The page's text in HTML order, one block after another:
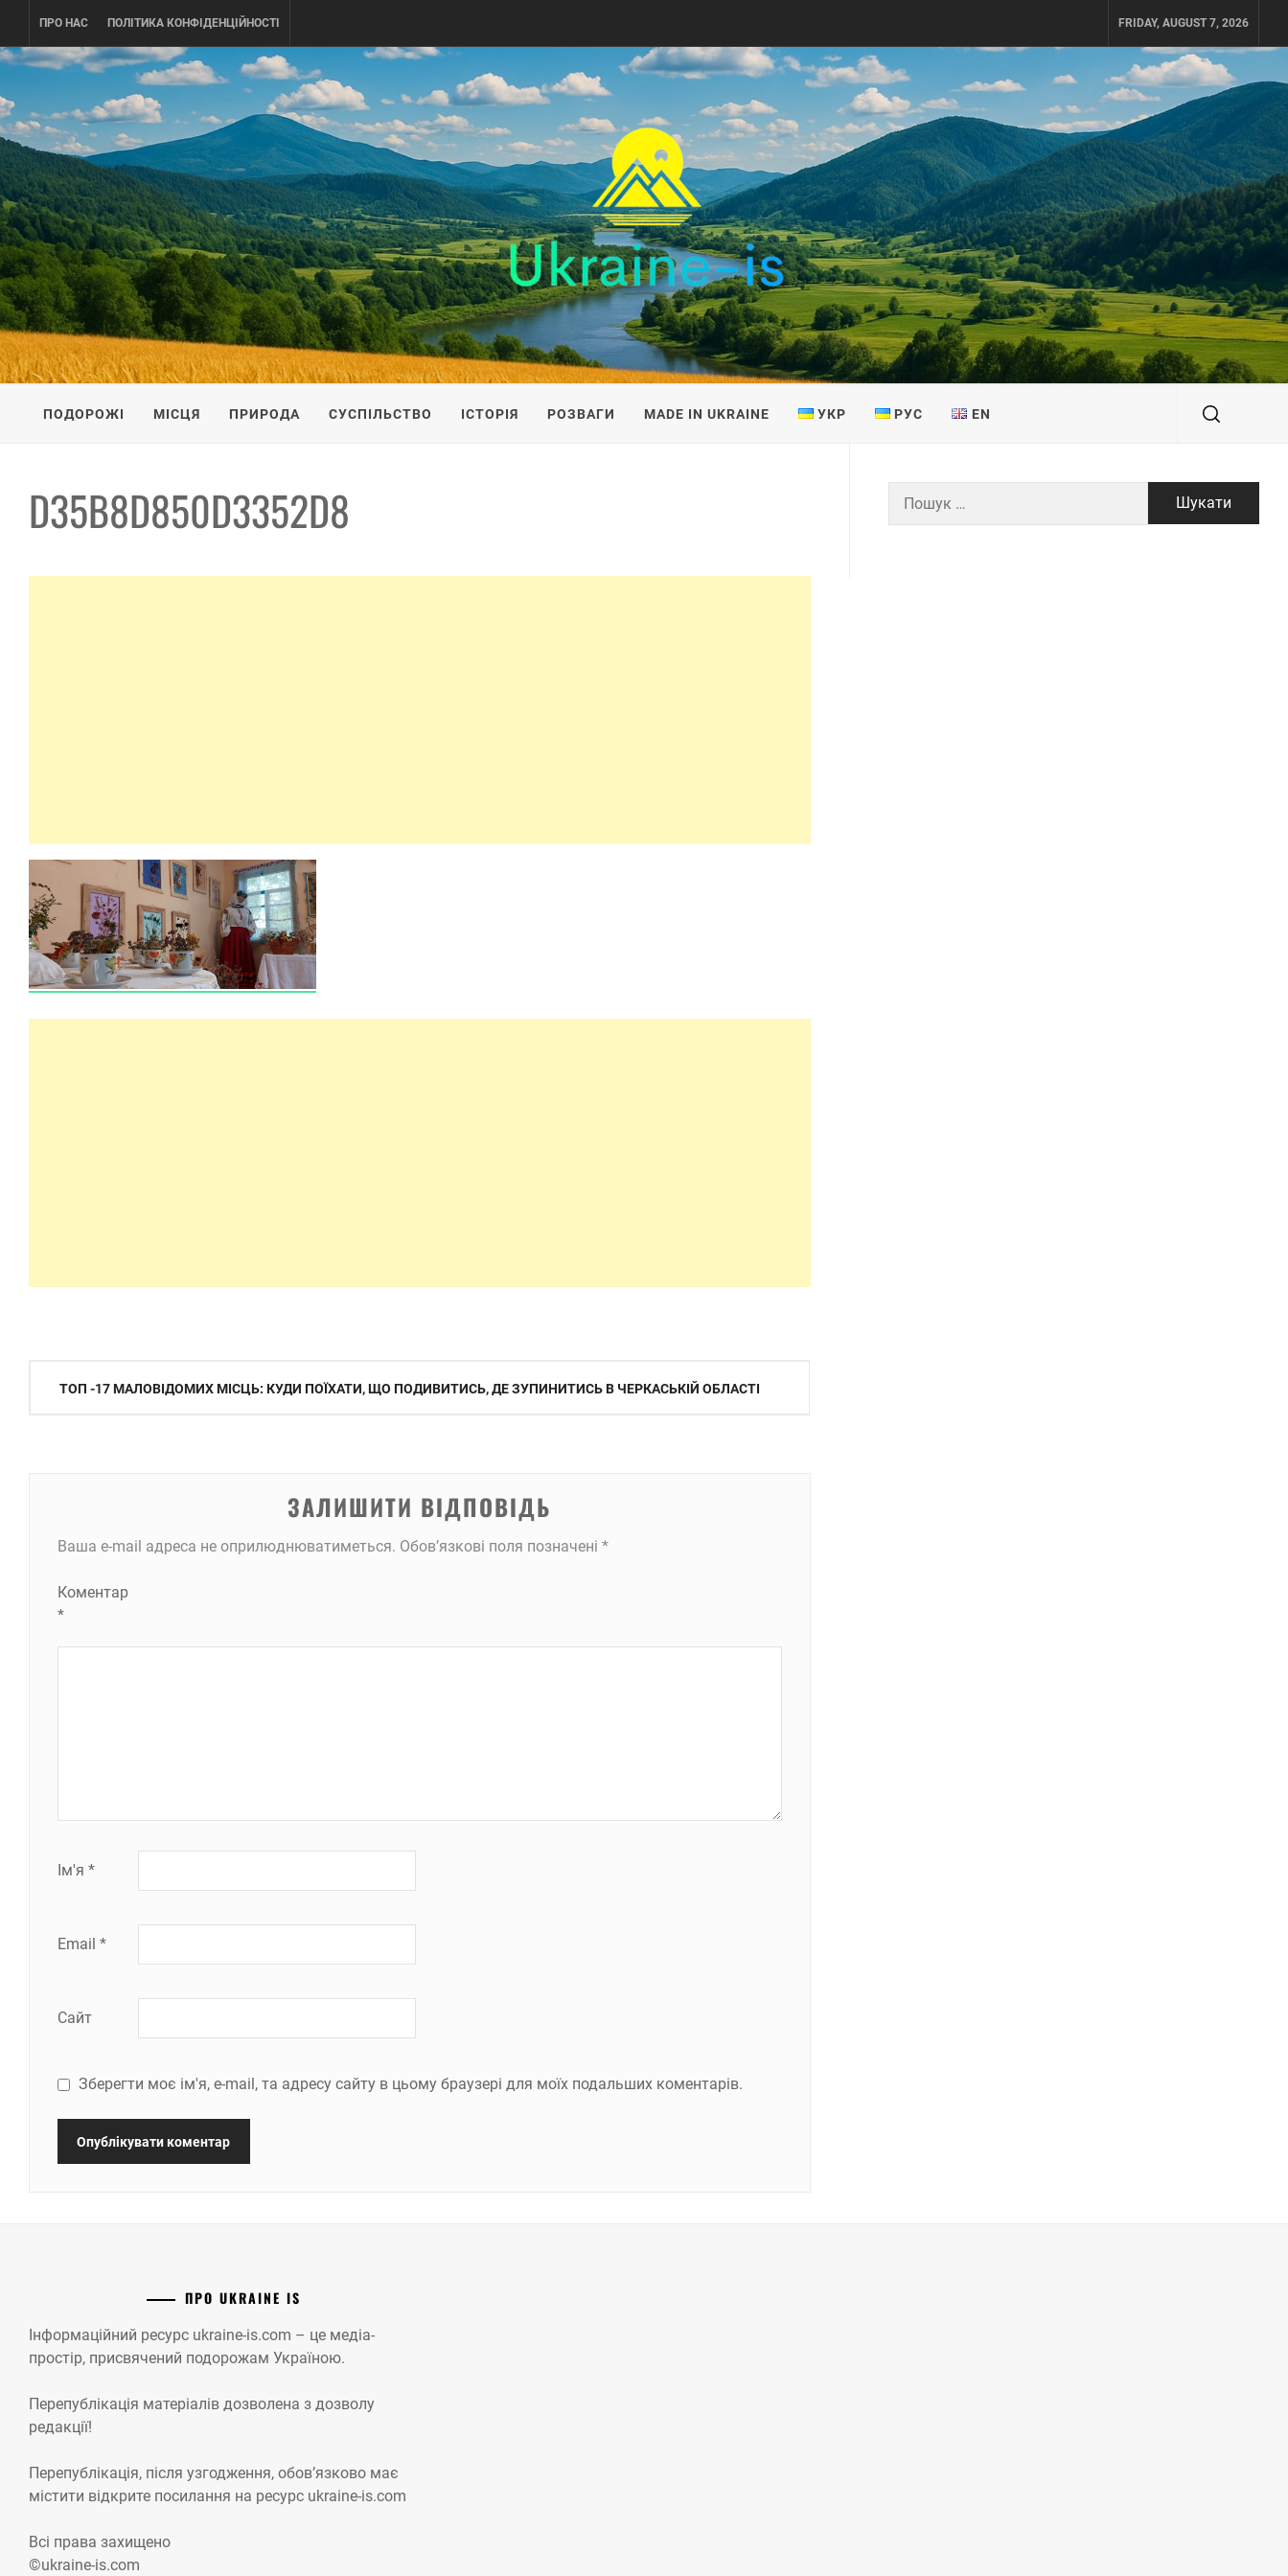
content
ПРО НАС ПОЛІТИКА КОНФІДЕНЦІЙНОСТІ FRIDAY, AUGUST 7, 2026
UKRAINE-IS
ПОДОРОЖI ПО УКРАЇНІ
ПОДОРОЖІ МІСЦЯ ПРИРОДА СУСПІЛЬСТВО ІСТОРІЯ РОЗВАГИ MADE IN UKRAINE УКР РУС EN
D35B8D850D3352D8
Навігація
ТОП -17 МАЛОВІДОМИХ МІСЦЬ: КУДИ ПОЇХАТИ, ЩО ПОДИВИТИСЬ, ДЕ ЗУПИНИТИСЬ В ЧЕРКАСЬКІЙ ОБЛАСТІ
ЗАЛИШИТИ ВІДПОВІДЬ
Ваша e-mail адреса не оприлюднюватиметься. Обов’язкові поля позначені *
Коментар
*
Ім'я *
Email *
Сайт
Зберегти моє ім'я, e-mail, та адресу сайту в цьому браузері для моїх подальших коментарів.
ПРО UKRAINE IS
Інформаційний ресурс ukraine-is.com – це медіа-
простір, присвячений подорожам Україною.
Перепублікація матеріалів дозволена з дозволу
редакції!
Перепублікація, після узгодження, обов’язково має
містити відкрите посилання на ресурс ukraine-is.com
Всі права захищено
©ukraine-is.com